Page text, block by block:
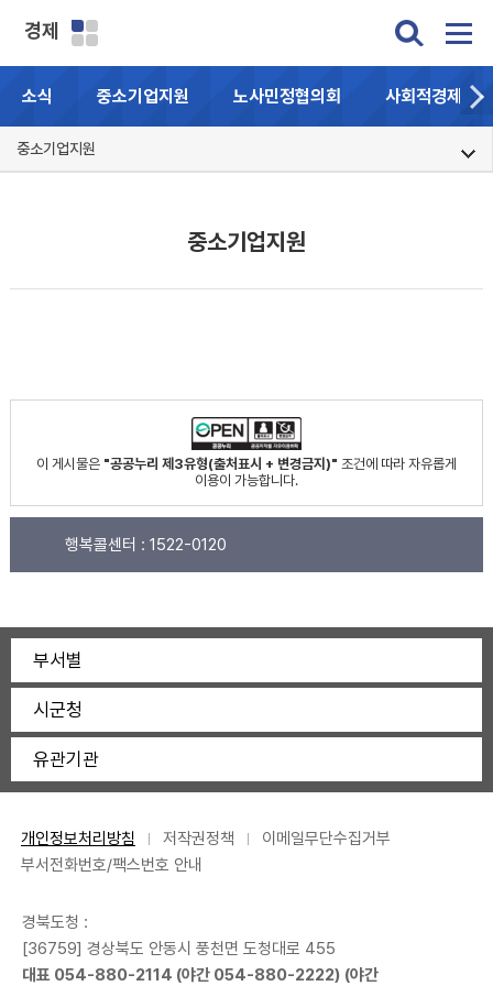
경제
소식 중소기업지원 노사민정협의회 사회적경제기업
중소기업지원
중소기업지원
이 게시물은 "공공누리 제3유형(출처표시 + 변경금지)" 조건에 따라 자유롭게
이용이 가능합니다.
행복콜센터 : 1522-0120
부서별
시군청
유관기관
개인정보처리방침 저작권정책
이메일무단수집거부
부서전화번호/팩스번호 안내
경북도청 :
[36759] 경상북도 안동시 풍천면 도청대로 455
대표 054-880-2114 (야간 054-880-2222) (야간